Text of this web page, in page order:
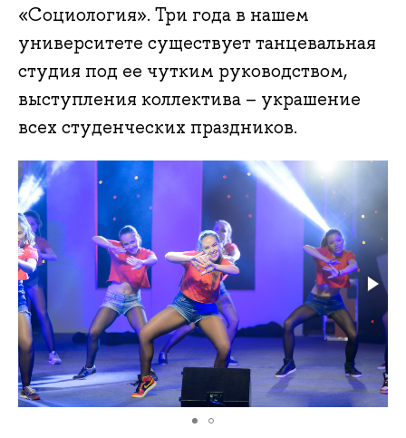
«Социология». Три года в нашем
университете существует танцевальная
студия под ее чутким руководством,
выступления коллектива – украшение
всех студенческих праздников.